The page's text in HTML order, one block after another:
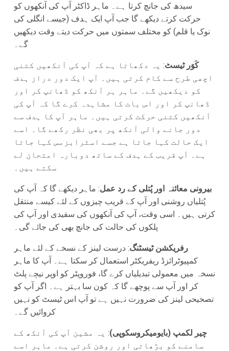
سیدھ کی جانچ کرتا ہے۔ ماہر ڈاکٹر آپ کی آنکھوں کو
حرکت کرتے دیکھے گا جب آپ ایک ہدف (جیسے انگلی کی
نوک یا قلم) کو مختلف سمتوں میں حرکت دیتے وقت دیکھیں
گے۔
کَوَر ٹیسٹ: یہ دکھاتا ہے کہ آپ کی آنکھیں کتنی
اچھی طرح سے کام کرتی ہیں۔ آپ ایک دور دراز ہدف
کو دیکھیں گے۔ ماہر ہر آنکھ کو ڈھانپ کر اور
ڈھانپ کر اور اس بات کا مشاہدہ کرے گا کہ آپ کی
آنکھیں کتنی حرکت کرتی ہیں۔ ماہر آپ کا ہدف سے
دور جانے والی آنکھ پر بھی نظر رکھے گا۔ اسے
ایک حالت کہا جاتا ہے جسے اسٹرابزمس کہا جاتا
ہے۔ آپ قریب کے ہدف کے ساتھ دوبارہ امتحان لے
سکتے ہیں۔
بیرونی معائنہ اور پُتلی کے رد عمل: ماہر دیکھے گا کہ آپ کی
پُتلیاں روشنی اور آپ کے قریب چیزوں کے لئے کیسے منتقل
کرتی ہیں۔ اسی وقت، آپ کی آنکھوں کی سفیدی اور آپ کی
پلکوں کی حالت کی جانچ بھی کی جائے گی۔
رفریکشن ٹیسٹنگ: درست لینز کے نسخے کے لئے ماہر
کمپیوٹرائزڈ ریفریکٹر استعمال کر سکتا ہے۔ آپ کا ماہر
نسخہ میں معمولی تبدیلیاں کرے گا، فوروپٹر کو اوپر نیچے پلٹ
کر اور آپ سے پوچھے گا کہ کون سا بہتر ہے۔ اگر آپ کو
تصحیحی لینز کی ضرورت نہیں ہے تو آپ اس ٹیسٹ کو نہیں
کروائیں گے۔
چیر لکمپ (بایومیکروسکوپی): یہ مشین آپ کی آنکھ کے
سامنے کو بڑھاتی اور روشن کرتی ہے۔ ماہر اسے